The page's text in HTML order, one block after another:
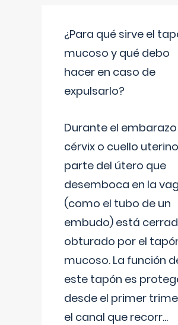
¿Para qué sirve el
mucoso y qué debo
hacer en caso de
expulsarlo?
Durante el embarazo
cérvix o cuello
parte del útero que
desemboca en la
(como el tubo de un
embudo) está
obturado por el
mucoso. La función
este tapón es
desde el primer
el canal que recorr...